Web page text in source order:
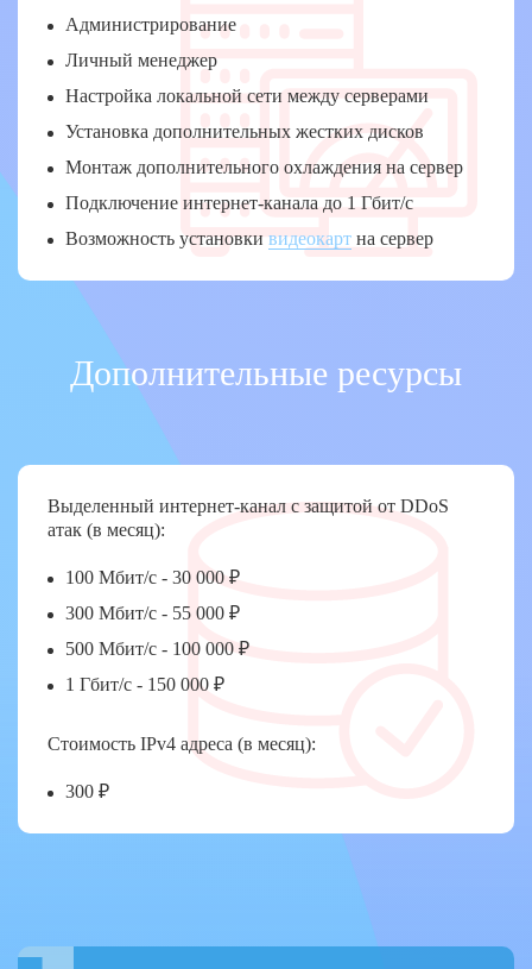
Администрирование
Личный менеджер
Настройка локальной сети между серверами
Установка дополнительных жестких дисков
Монтаж дополнительного охлаждения на сервер
Подключение интернет-канала до 1 Гбит/с
Возможность установки видеокарт на сервер
Дополнительные ресурсы
Выделенный интернет-канал с защитой от DDoS
атак (в месяц):
100 Мбит/с - 30 000 ₽
300 Мбит/с - 55 000 ₽
500 Мбит/с - 100 000 ₽
1 Гбит/с - 150 000 ₽
Стоимость IPv4 адреса (в месяц):
300 ₽